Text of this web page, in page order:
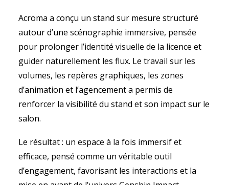
Acroma a conçu un stand sur mesure structuré
autour d’une scénographie immersive, pensée
pour prolonger l’identité visuelle de la licence et
guider naturellement les flux. Le travail sur les
volumes, les repères graphiques, les zones
d’animation et l’agencement a permis de
renforcer la visibilité du stand et son impact sur le
salon.
Le résultat : un espace à la fois immersif et
efficace, pensé comme un véritable outil
d’engagement, favorisant les interactions et la